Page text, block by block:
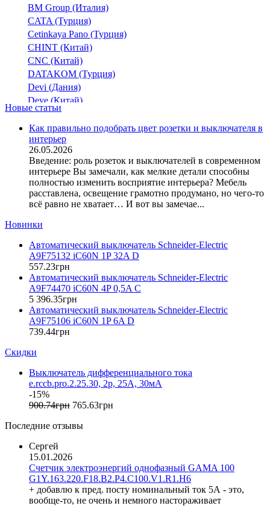
BM Group (Италия)
CATA (Турция)
Cetinkaya Pano (Турция)
CHINT (Китай)
CNC (Китай)
DATAKOM (Турция)
Devi (Дания)
Deye (Китай)
DigiTop (Украина)
DKC (Украина)
Dyness (Китай)
E.NEXT (Украина)
EAE Electric
Eastron (Китай)
Eaton (США)
ElectrO (Украина)
EON (Таиланд)
ETI (Словения)
ETREL (Словения)
Evrosvet (Украина)
Extherm (Германия)
F&F (Польша)
FRER (Италия)
FS (Украина)
Galkat (Украина)
GENERICA (Китай)
Gewiss (Италия)
Ginlong Solis (Китай)
Hager (Германия)
Haupa (Германия)
HD Hyundai Electric (Корея)
Hemstedt (Германия)
Horoz Electric (Турция)
Huawei (Китай)
Новые статьи
Как правильно подобрать цвет розетки и выключателя в
интерьер
26.05.2026
Введение: роль розеток и выключателей в современном
интерьере Вы замечали, как мелкие детали способны
полностью изменить восприятие интерьера? Мебель
расставлена, освещение грамотно продумано, но чего-то
всё равно не хватает… И вот вы замечае...
Новинки
Автоматический выключатель Schneider-Electric
A9F75132 iC60N 1P 32A D
557.23грн
Автоматический выключатель Schneider-Electric
A9F74470 iC60N 4P 0,5A C
5 396.35грн
Автоматический выключатель Schneider-Electric
A9F75106 iC60N 1P 6A D
739.44грн
Скидки
Выключатель дифференциального тока
e.rccb.pro.2.25.30, 2р, 25А, 30мА
-15%
900.74грн 765.63грн
Последние отзывы
Сергей
15.01.2026
Счетчик электроэнергий однофазный GAMA 100
G1Y.163.220.F18.B2.P4.C100.V1.R1.H6
+ добавлю к пред. посту номинальный ток 5А - это,
вообще-то, не очень и немного настораживает